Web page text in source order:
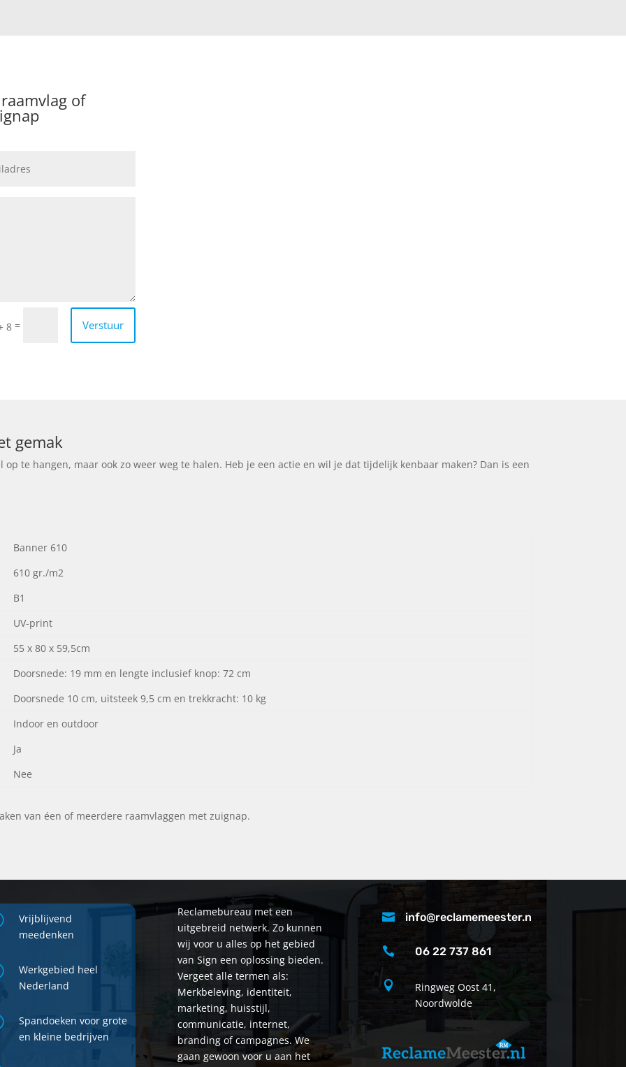
of
8 = Verstuur
gemak
te hangen, maar ook zo weer weg te halen. Heb je een actie en wil je dat tijdelijk kenbaar maken? Dan is een
Banner 610
610 gr./m2
B1
UV-print
55 x 80 x 59,5cm
Doorsnede: 19 mm en lengte inclusief knop: 72 cm
Doorsnede 10 cm, uitsteek 9,5 cm en trekkracht: 10 kg
Indoor en outdoor
Ja
Nee
van éen of meerdere raamvlaggen met zuignap.
Vrijblijvend
meedenken
Werkgebied heel
Nederland
Spandoeken voor grote
en kleine bedrijven
Reclamebureau met een
uitgebreid netwerk. Zo kunnen
wij voor u alles op het gebied
van Sign een oplossing bieden.
Vergeet alle termen als:
Merkbeleving, identiteit,
marketing, huisstijl,
communicatie, internet,
branding of campagnes. We
gaan gewoon voor u aan het
 info@reclamemeester.nl
 06 22 737 861

Ringweg Oost 41,
Noordwolde